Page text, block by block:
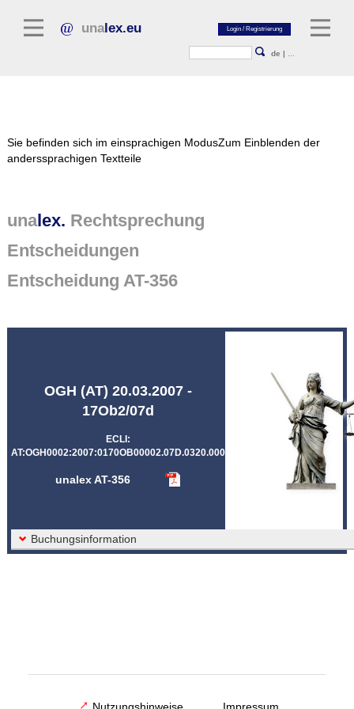
unalex.eu
de |
Normtexte
Rechtsprechung
Sie befinden sich im einsprachigen ModusZum Einblenden der
anderssprachigen Textteile
unalex. Rechtsprechung
Entscheidungen
Entscheidung AT-356
OGH (AT) 20.03.2007 -
17Ob2/07d
ECLI:
AT:OGH0002:2007:0170OB00002.07D.0320.000
unalex AT-356
Buchungsinformation
Nutzungshinweise Impressum